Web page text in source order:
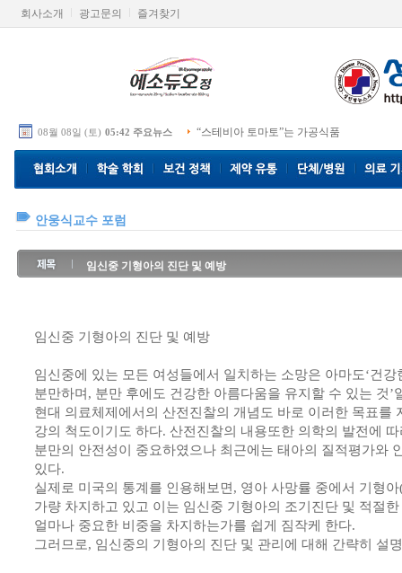
회사소개 광고문의 즐겨찾기
08월 08일 (토) 05:42 주요뉴스 “스테비아 토마토”는 가공식품
안웅식교수 포럼
임신중 기형아의 진단 및 예방
임신중 기형아의 진단 및 예방
임신중에 있는 모든 여성들에서 일치하는 소망은 아마도‘건
분만하며, 분만 후에도 건강한 아름다움을 유지할 수 있는 것’
현대 의료체제에서의 산전진찰의 개념도 바로 이러한 목표를
강의 척도이기도 하다. 산전진찰의 내용또한 의학의 발전에
분만의 안전성이 중요하였으나 최근에는 태아의 질적평가와
있다.
실제로 미국의 통계를 인용해보면, 영아 사망률 중에서 기형
가량 차지하고 있고 이는 임신중 기형아의 조기진단 및 적절
얼마나 중요한 비중을 차지하는가를 쉽게 짐작케 한다.
그러므로, 임신중의 기형아의 진단 및 관리에 대해 간략히 설